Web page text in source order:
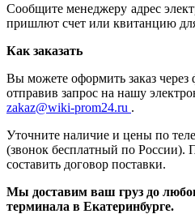
Сообщите менеджеру адрес
пришлют счет или квитанцию
Как заказать
Вы можете оформить заказ
отправив запрос на нашу
zakaz@wiki-prom24.ru .
Уточните наличие и цены по
(звонок бесплатный по
составить договор поставки.
Мы доставим ваш груз до
терминала в Екатеринбурге.